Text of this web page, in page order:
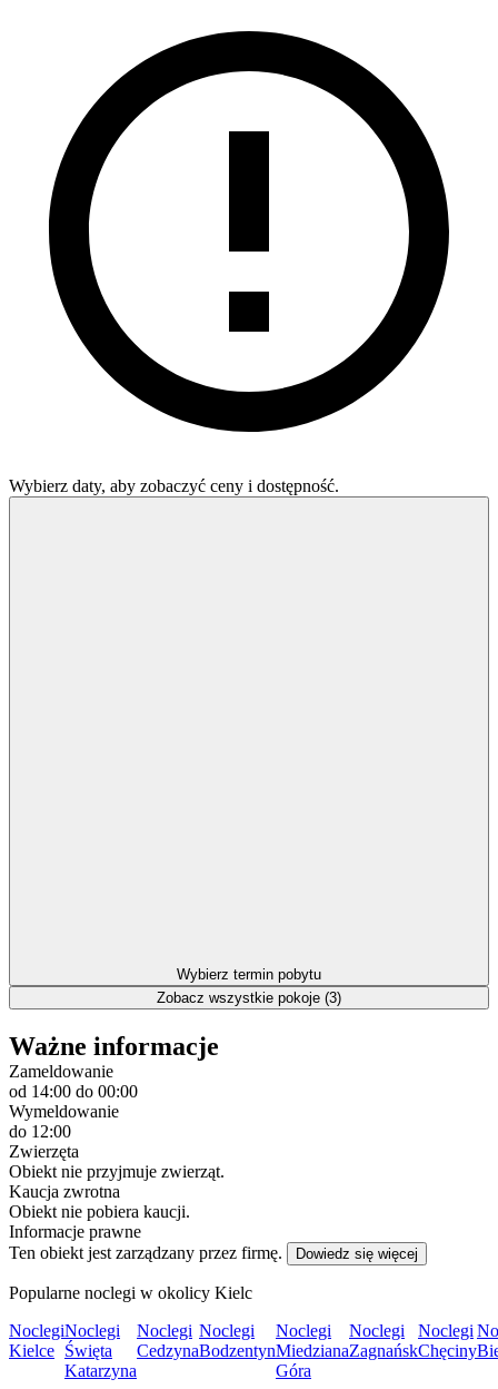
Wybierz daty, aby zobaczyć ceny i dostępność.
Wybierz termin pobytu
Zobacz wszystkie pokoje (3)
Ważne informacje
Zameldowanie
od 14:00 do 00:00
Wymeldowanie
do 12:00
Zwierzęta
Obiekt nie przyjmuje zwierząt.
Kaucja zwrotna
Obiekt nie pobiera kaucji.
Informacje prawne
Ten obiekt jest zarządzany przez firmę.
Dowiedz się więcej
Popularne noclegi w okolicy Kielc
Noclegi
Kielce
Noclegi
Święta
Katarzyna
Noclegi
Cedzyna
Noclegi
Bodzentyn
Noclegi
Miedziana
Góra
Noclegi
Zagnańsk
Noclegi
Chęciny